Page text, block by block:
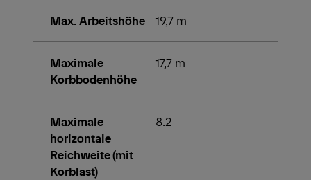
Max. Arbeitshöhe 19,7 m
Maximale
Korbbodenhöhe
17,7 m
Maximale
horizontale
Reichweite (mit
Korblast)
8.2